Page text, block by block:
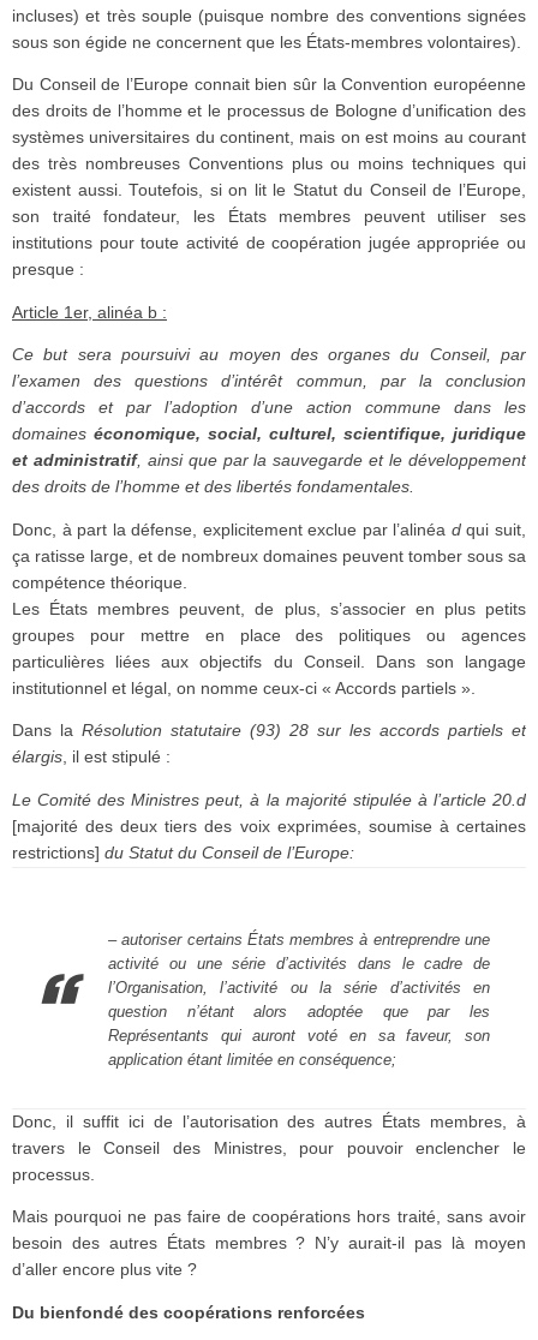
incluses) et très souple (puisque nombre des conventions signées
sous son égide ne concernent que les États-membres volontaires).
Du Conseil de l’Europe connait bien sûr la Convention européenne
des droits de l’homme et le processus de Bologne d’unification des
systèmes universitaires du continent, mais on est moins au courant
des très nombreuses Conventions plus ou moins techniques qui
existent aussi. Toutefois, si on lit le Statut du Conseil de l’Europe,
son traité fondateur, les États membres peuvent utiliser ses
institutions pour toute activité de coopération jugée appropriée ou
presque :
Article 1er, alinéa b :
Ce but sera poursuivi au moyen des organes du Conseil, par
l’examen des questions d’intérêt commun, par la conclusion
d’accords et par l’adoption d’une action commune dans les
domaines économique, social, culturel, scientifique, juridique
et administratif, ainsi que par la sauvegarde et le développement
des droits de l’homme et des libertés fondamentales.
Donc, à part la défense, explicitement exclue par l’alinéa dqui suit,
ça ratisse large, et de nombreux domaines peuvent tomber sous sa
compétence théorique.
Les États membres peuvent, de plus, s’associer en plus petits
groupes pour mettre en place des politiques ou agences
particulières liées aux objectifs du Conseil. Dans son langage
institutionnel et légal, on nomme ceux-ci « Accords partiels ».
Dans la Résolution statutaire (93) 28 sur les accords partiels et
élargis, il est stipulé :
Le Comité des Ministres peut, à la majorité stipulée à l’article 20.d
[majorité des deux tiers des voix exprimées, soumise à certaines
restrictions] du Statut du Conseil de l’Europe:
– autoriser certains États membres à entreprendre une
activité ou une série d’activités dans le cadre de
l’Organisation, l’activité ou la série d’activités en
question n’étant alors adoptée que par les
Représentants qui auront voté en sa faveur, son
application étant limitée en conséquence;
Donc, il suffit ici de l’autorisation des autres États membres, à
travers le Conseil des Ministres, pour pouvoir enclencher le
processus.
Mais pourquoi ne pas faire de coopérations hors traité, sans avoir
besoin des autres États membres ? N’y aurait-il pas là moyen
d’aller encore plus vite ?
Du bienfondé des coopérations renforcées